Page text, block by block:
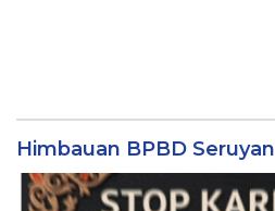
Himbauan BPBD Seruyan